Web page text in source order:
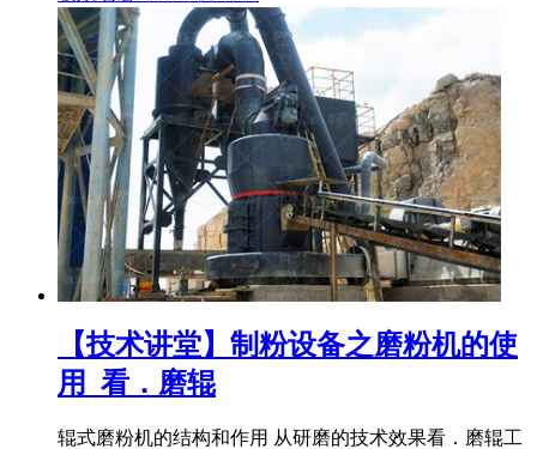
【技术讲堂】制粉设备之磨粉机的使
用_看．磨辊
辊式磨粉机的结构和作用 从研磨的技术效果看．磨辊工